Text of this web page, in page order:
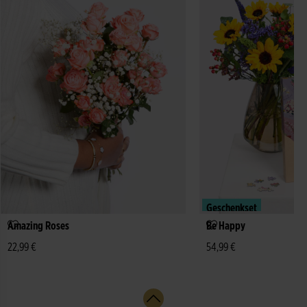
Amazing Roses
22,99 €
Geschenkset
Be Happy
54,99 €